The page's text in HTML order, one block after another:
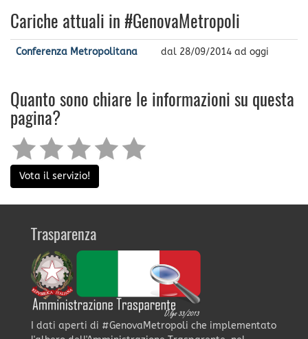
Cariche attuali in #GenovaMetropoli
Conferenza Metropolitana dal 28/09/2014 ad oggi
Quanto sono chiare le informazioni su questa
pagina?
Vota il servizio!
Trasparenza
I dati aperti di #GenovaMetropoli che implementato